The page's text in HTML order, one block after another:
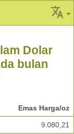
Dolar
bulan
Emas Harga/oz
9.080,21